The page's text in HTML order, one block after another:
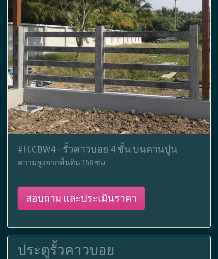
#H.CBW4 - รั้วคาวบอย 4 ชั้น บนคานปูน
ความสูงจากพื้นดิน 150 ซม
สอบถาม และประเมินราคา
ประตูรั้วคาวบอย